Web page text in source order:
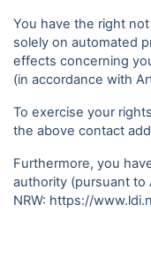
You have the right
solely on automated
effects concerning
(in accordance with
To exercise your
the above contact
Furthermore, you
authority (pursuant to
NRW: https://